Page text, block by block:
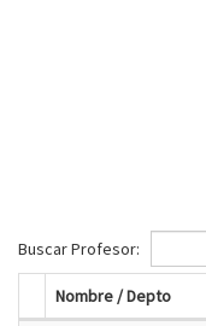
Buscar Profesor:
Nombre / Depto